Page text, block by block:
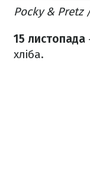
Pocky & Pretz
15 листопада
хліба.